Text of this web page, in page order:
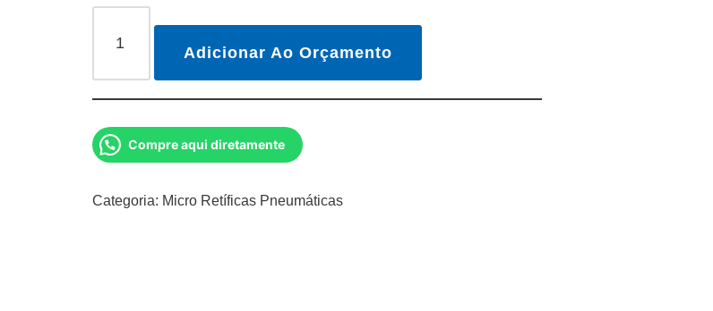
Adicionar Ao Orçamento
Compre aqui diretamente
Categoria: Micro Retíficas Pneumáticas